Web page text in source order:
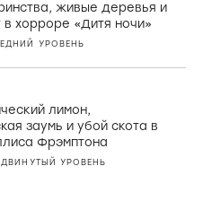
живые деревья и
в хорроре «Дитя ночи»
УРОВЕНЬ
лимон,
заумь и убой скота в
Фрэмптона
УРОВЕНЬ